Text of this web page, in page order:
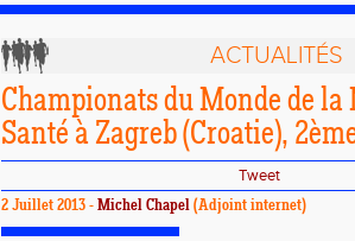
ACTUALITÉS
Championats du Monde de la
Santé à Zagreb (Croatie),
Tweet
2 Juillet 2013 - Michel Chapel (Adjoint internet)